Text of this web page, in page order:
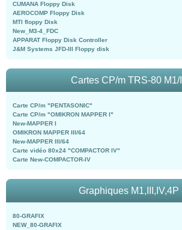
CUMANA Floppy Disk
AEROCOMP Floppy Disk
MTI floppy Disk
New_M3-4_FDC
APPARAT Floppy Disk Controller
J&M Systems JFD-III Floppy disk
Cartes CP/m TRS-80 M1/III
Carte CP/m "PENTASONIC"
Carte CP/m "OMIKRON MAPPER I"
New-MAPPER I
OMIKRON MAPPER III/64
New-MAPPER III/64
Carte vidéo 80x24 "COMPACTOR IV"
Carte New-COMPACTOR-IV
Graphiques M1,III,IV,4P
80-GRAFIX
NEW_80-GRAFIX